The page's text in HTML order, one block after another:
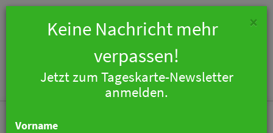
×
Keine Nachricht mehr
verpassen!
Jetzt zum Tageskarte-Newsletter
anmelden.
Vorname